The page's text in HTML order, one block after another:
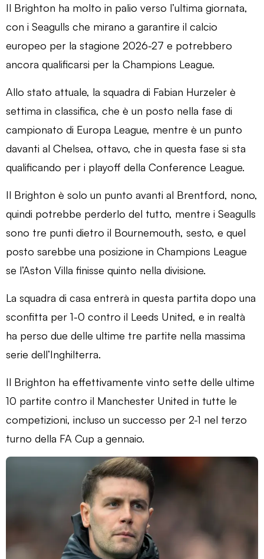
Il Brighton ha molto in palio verso l’ultima giornata,
con i Seagulls che mirano a garantire il calcio
europeo per la stagione 2026-27 e potrebbero
ancora qualificarsi per la Champions League.
Allo stato attuale, la squadra di Fabian Hurzeler è
settima in classifica, che è un posto nella fase di
campionato di Europa League, mentre è un punto
davanti al Chelsea, ottavo, che in questa fase si sta
qualificando per i playoff della Conference League.
Il Brighton è solo un punto avanti al Brentford, nono,
quindi potrebbe perderlo del tutto, mentre i Seagulls
sono tre punti dietro il Bournemouth, sesto, e quel
posto sarebbe una posizione in Champions League
se l’Aston Villa finisse quinto nella divisione.
La squadra di casa entrerà in questa partita dopo una
sconfitta per 1-0 contro il Leeds United, e in realtà
ha perso due delle ultime tre partite nella massima
serie dell’Inghilterra.
Il Brighton ha effettivamente vinto sette delle ultime
10 partite contro il Manchester United in tutte le
competizioni, incluso un successo per 2-1 nel terzo
turno della FA Cup a gennaio.